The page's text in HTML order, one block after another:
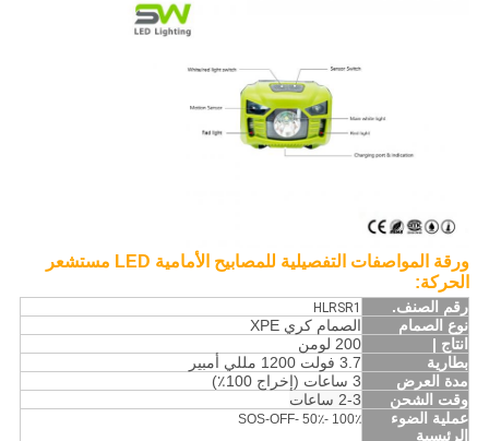
ورقة المواصفات التفصيلية للمصابيح الأمامية LED مستشعر
الحركة:
رقم الصنف. HLRSR1
نوع الصمام
الصمام كري XPE
انتاج |
200 لومن
بطارية
3.7 فولت 1200 مللي أمبير
مدة العرض
3 ساعات (إخراج 100٪)
وقت الشحن
2-3 ساعات
عملية الضوء
الرئيسية
100٪ -50٪ -SOS-OFF